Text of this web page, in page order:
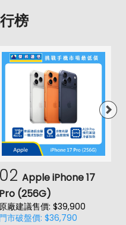
榜
02 Apple iPhone 17
Pro (256G)
廠建議售價: $39,900
門市破盤價: $36,790